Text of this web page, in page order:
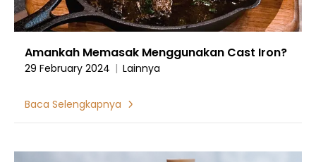
Amankah Memasak Menggunakan Cast Iron?
29 February 2024 | Lainnya
Baca Selengkapnya